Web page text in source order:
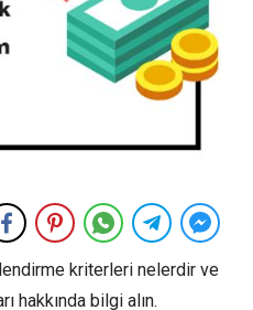
kriterleri nelerdir ve
hakkında bilgi alın.